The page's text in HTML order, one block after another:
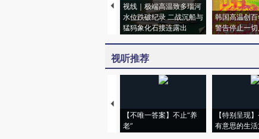
视线｜极端高温致多瑙河
水位跌破纪录 二战沉船与
猛犸象化石接连露出
韩国高温创
警告停止一
视听推荐
【不唯一答案】不止“养
老”
【特别呈现
有意思的生活